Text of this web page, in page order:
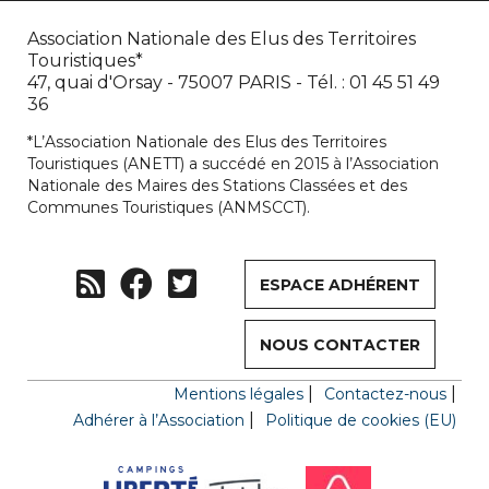
Association Nationale des Elus des Territoires
Touristiques*
47, quai d'Orsay - 75007 PARIS - Tél. : 01 45 51 49
36
*L’Association Nationale des Elus des Territoires
Touristiques (ANETT) a succédé en 2015 à l’Association
Nationale des Maires des Stations Classées et des
Communes Touristiques (ANMSCCT).
ESPACE ADHÉRENT
NOUS CONTACTER
Mentions légales
Contactez-nous
Adhérer à l’Association
Politique de cookies (EU)